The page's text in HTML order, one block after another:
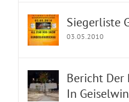
Siegerliste
03.05.2010
Bericht Der
In